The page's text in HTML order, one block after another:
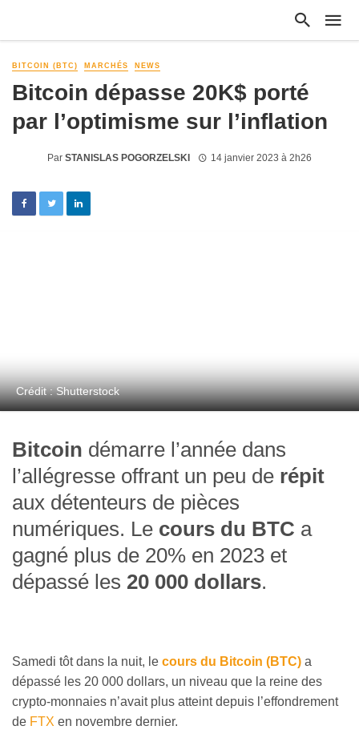
BITCOIN (BTC) MARCHÉS NEWS
Bitcoin dépasse 20K$ porté
par l’optimisme sur l’inflation
Par STANISLAS POGORZELSKI 14 janvier 2023 à 2h26
Crédit : Shutterstock
Bitcoin démarre l’année dans
l’allégresse offrant un peu de répit
aux détenteurs de pièces
numériques. Le cours du BTC a
gagné plus de 20% en 2023 et
dépassé les 20 000 dollars.
Samedi tôt dans la nuit, le cours du Bitcoin (BTC) a
dépassé les 20 000 dollars, un niveau que la reine des
crypto-monnaies n’avait plus atteint depuis l’effondrement
de FTX en novembre dernier.